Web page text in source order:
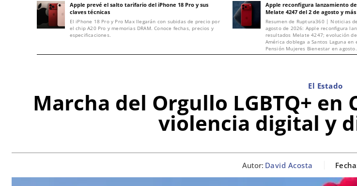
Apple prevé el salto tarifario del iPhone 18 Pro y sus
claves técnicas
El iPhone 18 Pro y Pro Max llegarán con subidas de precio por
el chip A20 Pro y memorias DRAM. Conoce fechas, precios y
especificaciones.
Apple reconfigura lanzamiento
Melate 4247 del 2 de agosto y más
Resumen de Ruptura360 | Noticias
agosto de 2026: Apple reconfigura
resultados Melate 4247; evolución
América doblega a Santos Laguna
Pensión Mujeres Bienestar en agosto.
El Estado
Marcha del Orgullo LGBTQ+
violencia digital y
Autor: David Acosta